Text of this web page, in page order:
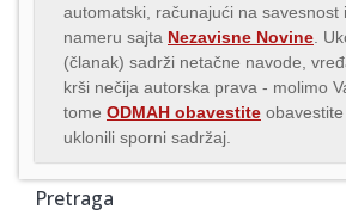
automatski, računajući na savesnost
nameru sajta Nezavisne Novine .
(članak) sadrži netačne navode,
krši nečija autorska prava - molimo
tome ODMAH obavestite
uklonili sporni sadržaj.
Pretraga